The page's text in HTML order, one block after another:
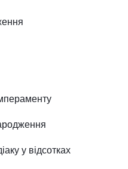
у відсотках